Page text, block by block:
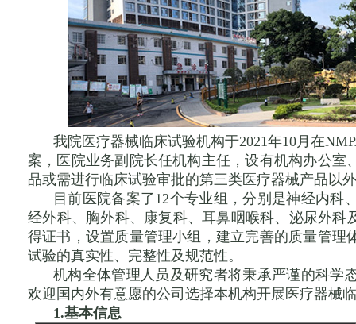
我院医疗器械临床试验机构于2021年10月在
案，医院业务副院长任机构主任，设有机构办公
品或需进行临床试验审批的第三类医疗器械产品以
目前医院备案了12个专业组，分别是神经内
经外科、胸外科、康复科、耳鼻咽喉科、泌尿外科
得证书，设置质量管理小组，建立完善的质量管
试验的真实性、完整性及规范性。
机构全体管理人员及研究者将秉承严谨的科学
欢迎国内外有意愿的公司选择本机构开展医疗器械
1.基本信息